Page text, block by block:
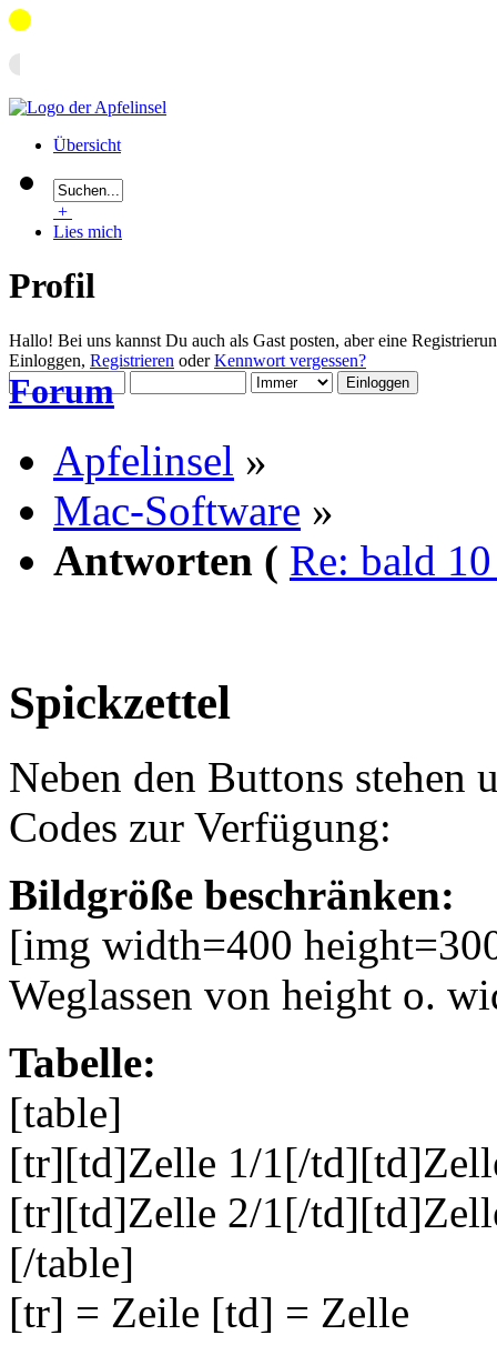
Übersicht
+
Lies mich
Profil
Hallo! Bei uns kannst Du auch als Gast posten, aber eine
Einloggen, Registrieren oderKennwort vergessen?
Forum
Apfelinsel »
Mac-Software »
Antworten ( Re: bald
Spickzettel
Neben den Buttons stehen
Codes zur Verfügung:
Bildgröße beschränken:
[img width=400
Weglassen von height o.
Tabelle:
[table]
[tr][td]Zelle 1/1[/
[tr][td]Zelle 2/1[/
[/table]
[tr] = Zeile [td] = Zelle